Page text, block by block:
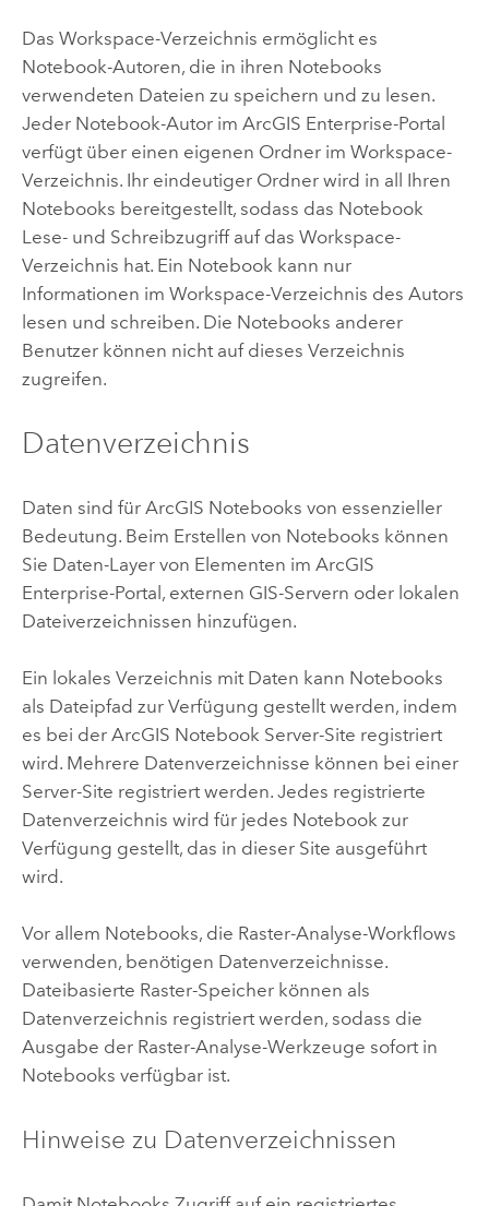
Das Workspace-Verzeichnis ermöglicht es
Notebook-Autoren, die in ihren Notebooks
verwendeten Dateien zu speichern und zu lesen.
Jeder Notebook-Autor im ArcGIS Enterprise-Portal
verfügt über einen eigenen Ordner im Workspace-
Verzeichnis. Ihr eindeutiger Ordner wird in all Ihren
Notebooks bereitgestellt, sodass das Notebook
Lese- und Schreibzugriff auf das Workspace-
Verzeichnis hat. Ein Notebook kann nur
Informationen im Workspace-Verzeichnis des Autors
lesen und schreiben. Die Notebooks anderer
Benutzer können nicht auf dieses Verzeichnis
zugreifen.
Datenverzeichnis
Daten sind für ArcGIS Notebooks von essenzieller
Bedeutung. Beim Erstellen von Notebooks können
Sie Daten-Layer von Elementen im ArcGIS
Enterprise-Portal, externen GIS-Servern oder lokalen
Dateiverzeichnissen hinzufügen.
Ein lokales Verzeichnis mit Daten kann Notebooks
als Dateipfad zur Verfügung gestellt werden, indem
es bei der ArcGIS Notebook Server-Site registriert
wird. Mehrere Datenverzeichnisse können bei einer
Server-Site registriert werden. Jedes registrierte
Datenverzeichnis wird für jedes Notebook zur
Verfügung gestellt, das in dieser Site ausgeführt
wird.
Vor allem Notebooks, die Raster-Analyse-Workflows
verwenden, benötigen Datenverzeichnisse.
Dateibasierte Raster-Speicher können als
Datenverzeichnis registriert werden, sodass die
Ausgabe der Raster-Analyse-Werkzeuge sofort in
Notebooks verfügbar ist.
Hinweise zu Datenverzeichnissen